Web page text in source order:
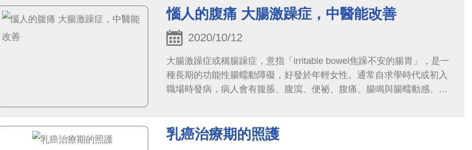
惱人的腹痛 大腸激躁症，中醫能改善
2020/10/12
大腸激躁症或稱腸躁症，意指「irritable bowel焦躁不安的腸胃」，是一
種長期的功能性腸蠕動障礙，好發於年輕女性。通常自求學時代或初入
職場時發病，病人會有腹脹、腹瀉、便祕、腹痛、腸鳴與腸蠕動感、大
乳癌治療期的照護